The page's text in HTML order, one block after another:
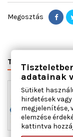
Megosztás
TERMÉK
adatainak
Sütiket
hirdetések
megjelenítése,
elemzése
kattintva